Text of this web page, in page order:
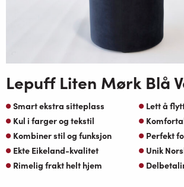
Lepuff Liten Mørk Blå
Smart ekstra sitteplass
Lett å
Kul i farger og tekstil
Kombiner stil og funksjon
Perfekt
Ekte Eikeland-kvalitet
Unik
Rimelig frakt helt hjem